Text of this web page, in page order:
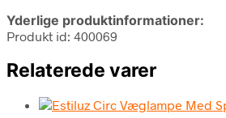
Yderlige produktinformationer:
Produkt id: 400069
Relaterede varer